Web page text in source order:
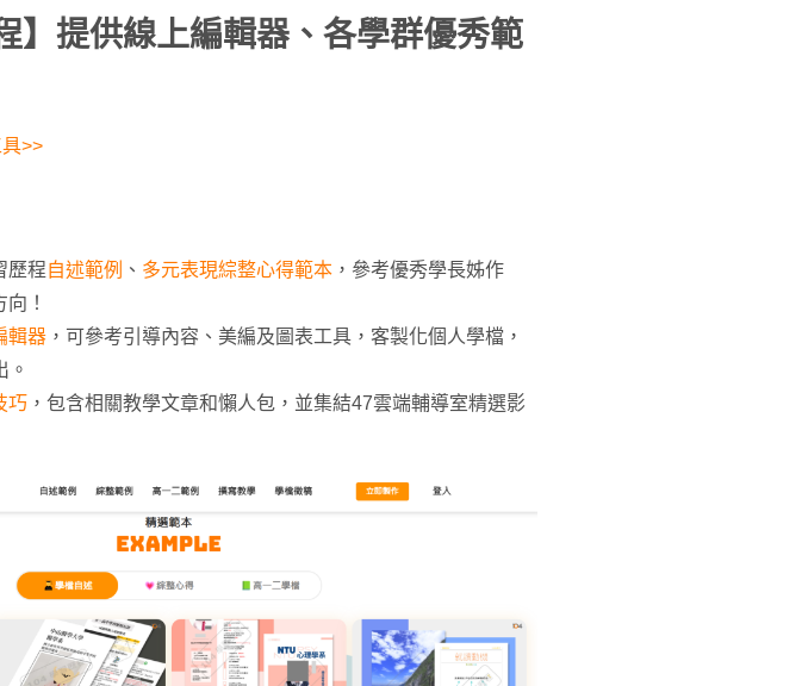
】提供線上編輯器、各學群優秀範
>>
歷程自述範例 、 多元表現綜整心得範本 ，參考優秀學長姊作
！
輯器 ，可參考引導內容、美編及圖表工具，客製化個人學檔，
。
巧 ，包含相關教學文章和懶人包，並集結47雲端輔導室精選影